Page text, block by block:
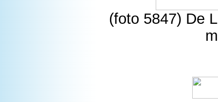
(foto 5847) De